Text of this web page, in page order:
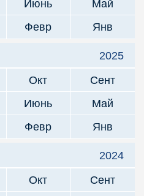
Июнь
Май
Февр Янв
2025
Окт
Сент
Июнь
Май
Февр Янв
2024
Окт
Сент